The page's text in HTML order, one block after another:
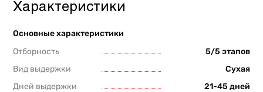
Характеристики
Основные характеристики
Отборность
5/5 этапов
Вид выдержки
Сухая
Дней выдержки
21-45 дней